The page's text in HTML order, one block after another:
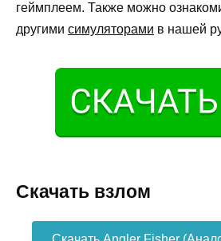
геймплеем. Также можно
другими симуляторами в нашей
Скачать взлом